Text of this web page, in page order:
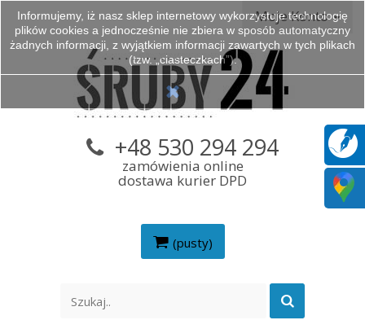
Moje Konto
(pusty)
+48 530 294 294
zamówienia online
dostawa kurier DPD
Informujemy, iż nasz sklep internetowy wykorzystuje technologię
plików cookies a jednocześnie nie zbiera w sposób automatyczny
żadnych informacji, z wyjątkiem informacji zawartych w tych plikach
(tzw. „ciasteczkach”).